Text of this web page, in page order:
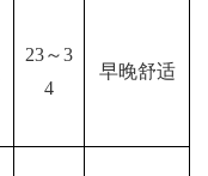
23～3
4
早晚舒适